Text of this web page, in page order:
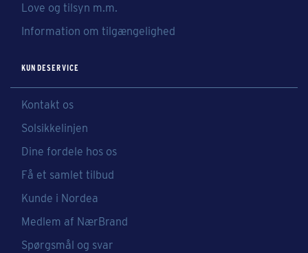
Love og tilsyn m.m.
Information om tilgængelighed
KUNDESERVICE
Kontakt os
Solsikkelinjen
Dine fordele hos os
Få et samlet tilbud
Kunde i Nordea
Medlem af NærBrand
Spørgsmål og svar